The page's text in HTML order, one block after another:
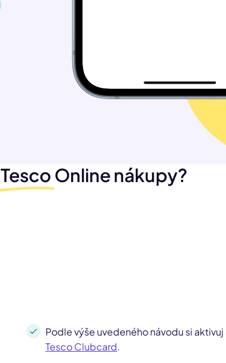
TescoOnline nákupy?
Podle výše uvedeného návodu si
Tesco Clubcard.